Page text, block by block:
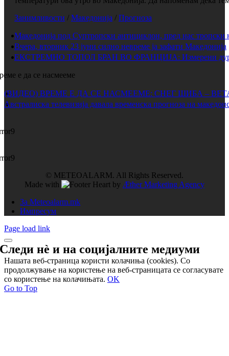
Занимливости / Македонија / Прогноза
Македонија под Суптропски антициклон, пред нас тропски
Вчера, вторник 23 јуни силно невреме ја зафати Македонија
ЕКСТРЕМНО ТОПОЛ БРАН ВО ФРАНЦИЈА: Измерени дури
е да се насмееме
(ВИДЕО) ВРЕМЕ Е ДА СЕ НАСМЕЕМЕ: СНЕГ ШИБА –
Австралиска телевизија давала временска прогноза на
© METEOALARM. All Rights Reserved.
Made with
by Æther Marketing Agency
За Meteoalarm.mk
Импресум
Page load link
Следи нѐ и насоцијалните медиуми
Нашата веб-страница користи колачиња (cookies). Со
продолжување на користење на веб-страницата се согласувате
со користење на колачињата. OK
Go to Top